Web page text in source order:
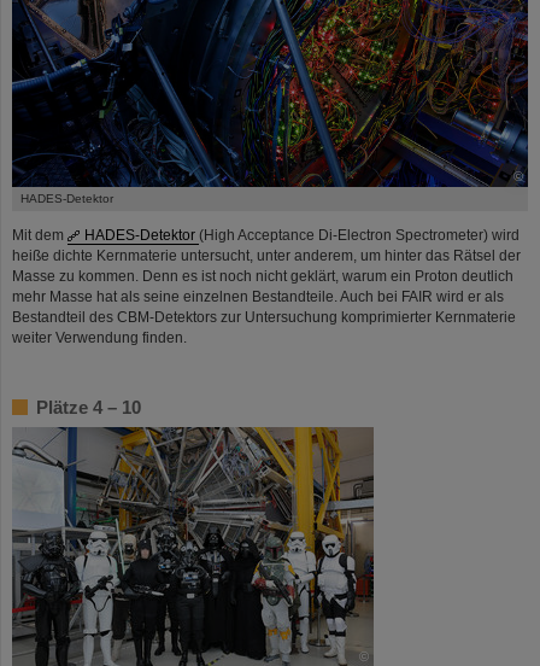
©
HADES-Detektor
Mit dem HADES-Detektor (High Acceptance Di-Electron Spectrometer) wird
heiße dichte Kernmaterie untersucht, unter anderem, um hinter das Rätsel der
Masse zu kommen. Denn es ist noch nicht geklärt, warum ein Proton deutlich
mehr Masse hat als seine einzelnen Bestandteile. Auch bei FAIR wird er als
Bestandteil des CBM-Detektors zur Untersuchung komprimierter Kernmaterie
weiter Verwendung finden.
Plätze 4 – 10
©